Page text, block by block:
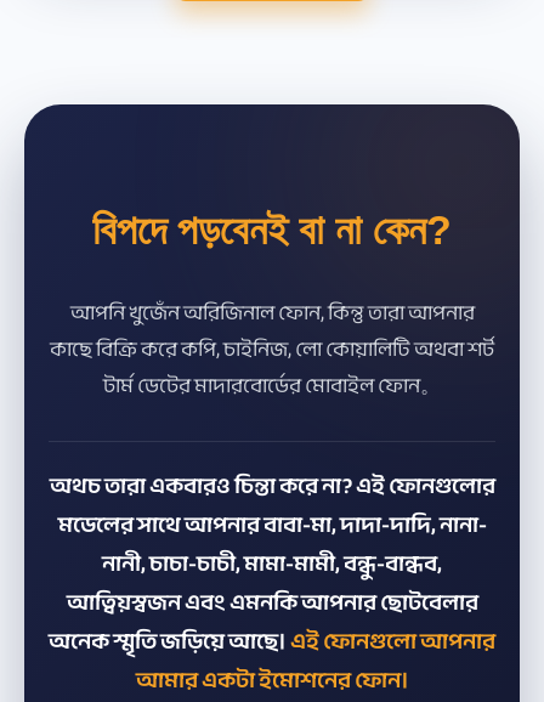
বিপদে পড়বেনই বা না কেন?
আপনি খুজেঁন অরিজিনাল ফোন, কিন্তু তারা আপনার
কাছে বিক্রি করে কপি, চাইনিজ, লো কোয়ালিটি অথবা শর্ট
টার্ম ডেটের মাদারবোর্ডের মোবাইল ফোন。
অথচ তারা একবারও চিন্তা করে না? এই ফোনগুলোর
মডেলের সাথে আপনার বাবা-মা, দাদা-দাদি, নানা-
নানী, চাচা-চাচী, মামা-মামী, বন্ধু-বান্ধব,
আত্বিয়স্বজন এবং এমনকি আপনার ছোটবেলার
অনেক স্মৃতি জড়িয়ে আছে।এই ফোনগুলো আপনার
আমার একটা ইমোশনের ফোন।